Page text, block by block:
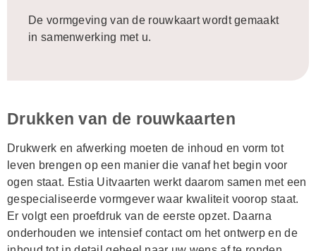
De vormgeving van de rouwkaart wordt gemaakt
in samenwerking met u.
Drukken van de rouwkaarten
Drukwerk en afwerking moeten de inhoud en vorm tot
leven brengen op een manier die vanaf het begin voor
ogen staat. Estia Uitvaarten werkt daarom samen met een
gespecialiseerde vormgever waar kwaliteit voorop staat.
Er volgt een proefdruk van de eerste opzet. Daarna
onderhouden we intensief contact om het ontwerp en de